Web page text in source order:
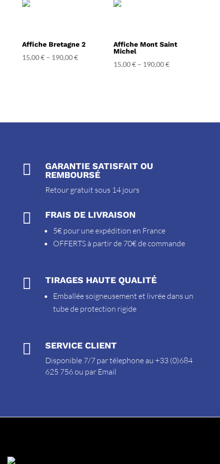
Affiche Bretagne 2
15,00€– 190,00€
Affiche Mont Saint
Michel
15,00€ – 190,00€

GARANTIE SATISFAIT OU
REMBOURSÉ
Retour gratuit sous 14 jours
 FRAIS DE LIVRAISON
5€ pour une expédition en France
OFFERTS à partir de 70€ de commande
 TIRAGES HAUTE QUALITÉ
Emballée soigneusement et livrée dans un
tube de protection rigide
 SERVICE CLIENT
Disponible 7/7 par télephone au +33 (0)684
625 756 ou par Email